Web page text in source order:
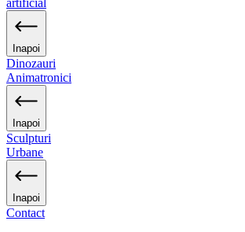
artificial
Inapoi
Dinozauri
Animatronici
Inapoi
Sculpturi
Urbane
Inapoi
Contact